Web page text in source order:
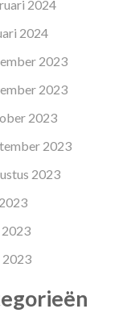
2024
2024
2023
2023
2023
2023
2023
2023
2023